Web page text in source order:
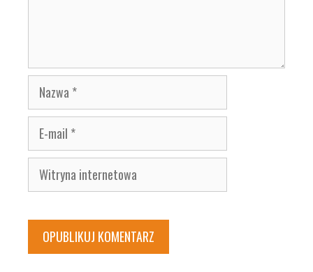
Nazwa
E-
mail
Witryna
internetowa